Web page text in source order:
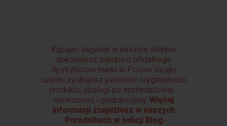
Kupując zegarek w naszym sklepie
dokonujesz zakupu u oficjalnego
dystrybutora marki w Polsce dzięki
czemu zyskujesz pewność oryginalności
produktu, obsługi po sprzedażowej -
serwisowej i gwarancyjnej. Więcej
informacji znajdziesz w naszych
Poradnikach w sekcji Blog